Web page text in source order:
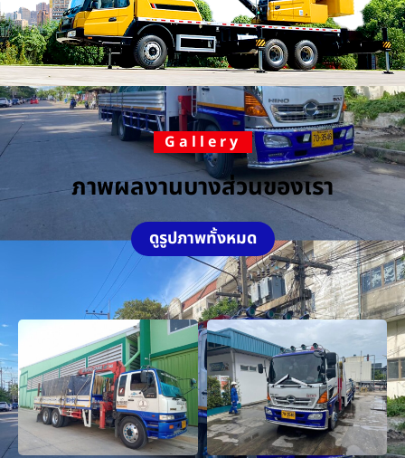
Gallery
ภาพผลงานบางส่วนของเรา
ดูรูปภาพทั้งหมด